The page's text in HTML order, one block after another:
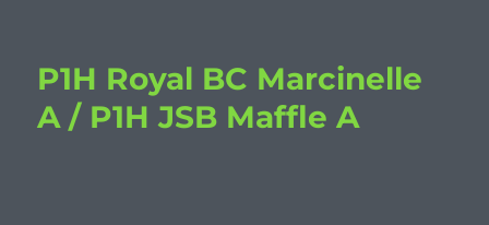
P1H Royal BC Marcinelle
A / P1H JSB Maffle A